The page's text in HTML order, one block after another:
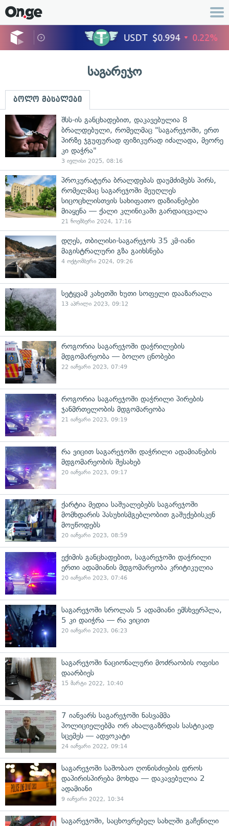
საგარეჯო
ბოლო მასალები
შსს-ის განცხადებით, დაკავებულია 8
ბრალდებული, რომელმაც "საგარეჯოში, ერთ
პირზე ჯგუფურად ფიზიკურად იძალადა, მეორე
კი დაჭრა"
3 ივლისი 2025, 08:16
პროკურატურა ბრალდებას დაუმძიმებს პირს,
რომელმაც საგარეჯოში მეუღლეს
სიცოცხლისთვის სახიფათო დაზიანებები
მიაყენა — ქალი კლინიკაში გარდაიცვალა
21 ნოემბერი 2024, 17:16
დღეს, თბილისი-საგარეჯოს 35 კმ-იანი
მაგისტრალური გზა გაიხსნება
4 ოქტომბერი 2024, 09:26
სეტყვამ კახეთში ხუთი სოფელი დააზარალა
13 აპრილი 2023, 09:12
როგორია საგარეჯოში დაჭრილების
მდგომარეობა — ბოლო ცნობები
22 იანვარი 2023, 07:49
როგორია საგარეჯოში დაჭრილი პირების
ჯანმრთელობის მდგომარეობა
21 იანვარი 2023, 09:19
რა ვიცით საგარეჯოში დაჭრილი ადამიანების
მდგომარეობის შესახებ
20 იანვარი 2023, 09:17
ქარტია მედია საშუალებებს საგარეჯოში
მომხდარის პასუხისმგებლობით გაშუქებისკენ
მოუწოდებს
20 იანვარი 2023, 08:59
ექიმის განცხადებით, საგარეჯოში დაჭრილი
ერთი ადამიანის მდგომარეობა კრიტიკულია
20 იანვარი 2023, 07:46
საგარეჯოში სროლას 5 ადამიანი ემსხვერპლა,
5 კი დაიჭრა — რა ვიცით
20 იანვარი 2023, 06:23
საგარეჯოში ნაციონალური მოძრაობის ოფისი
დაარბიეს
15 მარტი 2022, 10:40
7 იანვარს საგარეჯოში ნასვამმა
პოლიციელებმა ორ ახალგაზრდას სასტიკად
სცემეს — ადვოკატი
24 იანვარი 2022, 09:14
საგარეჯოში საშობაო ღონისძიების დროს
დაპირისპირება მოხდა — დაკავებულია 2
ადამიანი
9 იანვარი 2022, 10:34
საგარეჯოში, საცხოვრებელ სახლში გაჩენილი